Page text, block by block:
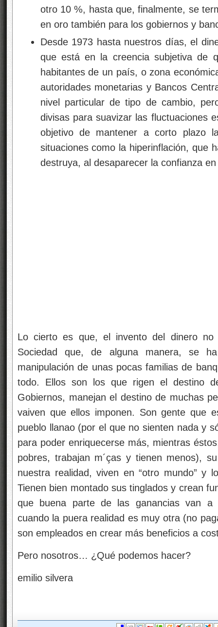
otro 10 %, hasta que, finalmente, se
en oro también para los gobiernos y
Desde 1973 hasta nuestros días, el
que está en la creencia subjetiva de
habitantes de un país, o zona
autoridades monetarias y Bancos
nivel particular de tipo de cambio,
divisas para suavizar las fluctuaciones
objetivo de mantener a corto plazo
situaciones como la hiperinflación, que
destruya, al desaparecer la confianza
pueblo llanao (por el que no sienten nada y
para poder enriquecerse más, mientras
pobres, trabajan m´ças y tienen menos),
nuestra realidad, viven en “otro mundo” y
Tienen bien montado sus tinglados y crean
que buena parte de las ganancias van a
cuando la puera realidad es muy otra (no
son empleados en crear más beneficios a
Pero nosotros… ¿Qué podemos hacer?
emilio silvera